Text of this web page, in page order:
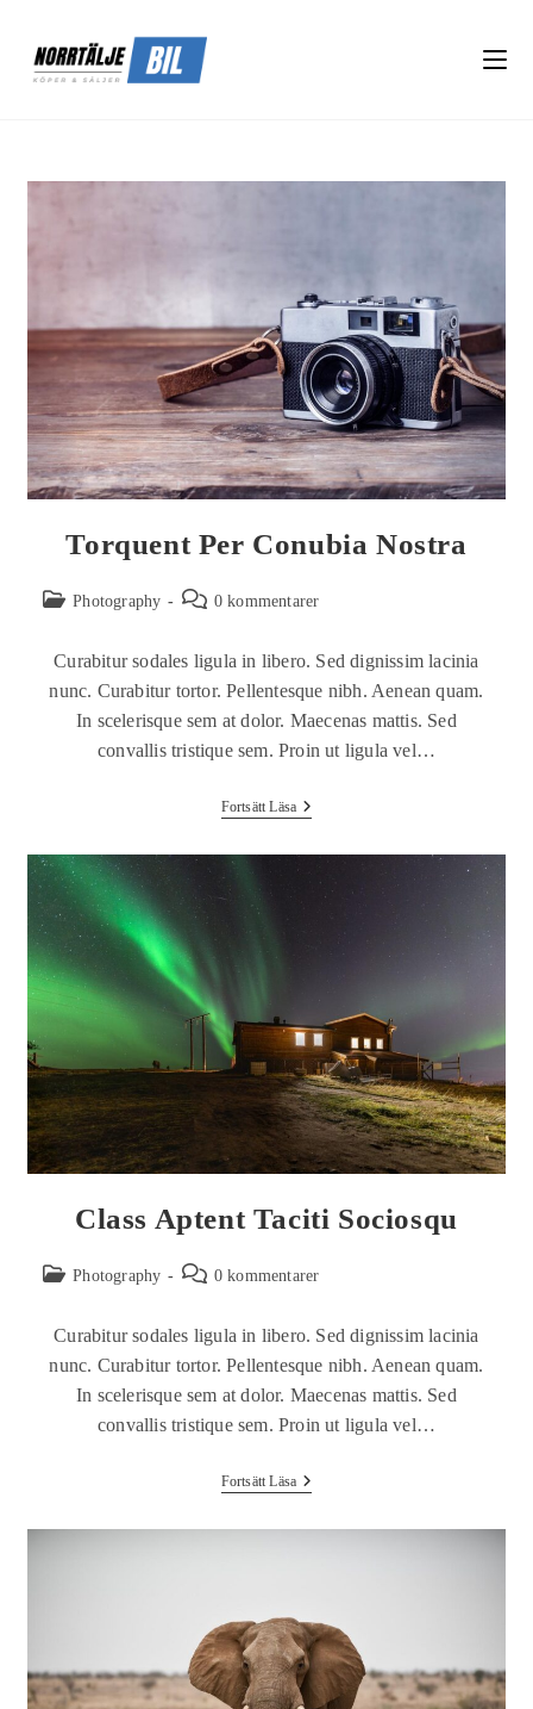
Torquent Per Conubia Nostra
Photography 0 kommentarer
Curabitur sodales ligula in libero. Sed dignissim lacinia
nunc. Curabitur tortor. Pellentesque nibh. Aenean quam.
In scelerisque sem at dolor. Maecenas mattis. Sed
convallis tristique sem. Proin ut ligula vel…
Fortsätt Läsa
Class Aptent Taciti Sociosqu
Photography 0 kommentarer
Curabitur sodales ligula in libero. Sed dignissim lacinia
nunc. Curabitur tortor. Pellentesque nibh. Aenean quam.
In scelerisque sem at dolor. Maecenas mattis. Sed
convallis tristique sem. Proin ut ligula vel…
Fortsätt Läsa